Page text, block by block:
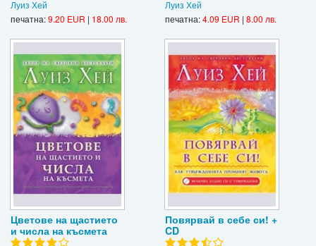
Луиз Хей
печатна:9.20 EUR | 18.00 лв.
Луиз Хей
печатна:4.09 EUR | 8.00 лв.
Цветове на щастието
и числа на късмета
Повярвай в себе си! +
CD